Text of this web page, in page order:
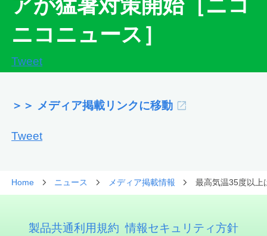
アが猛暑対策開始［ニコ
ニコニュース］
Tweet
＞＞ メディア掲載リンクに移動
Tweet
Home ニュース メディア掲載情報 最高気温35度以上
製品共通利用規約 情報セキュリティ方針